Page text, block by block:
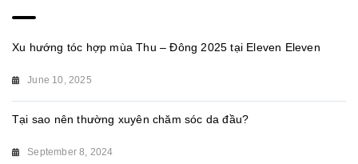
Xu hướng tóc hợp mùa Thu – Đông 2025 tại Eleven Eleven
June 10, 2025
Tại sao nên thường xuyên chăm sóc da đầu?
September 8, 2024